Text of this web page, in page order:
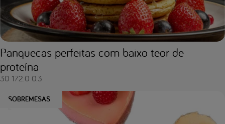
Panquecas perfeitas com baixo teor de
proteína
30 172.0 0.3
SOBREMESAS